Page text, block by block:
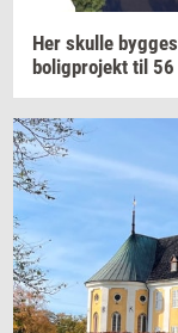
Her skul­le byg­ges
bo­lig­pro­jekt til 56